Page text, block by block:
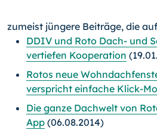
zumeist jüngere Beiträge, die
DDIV und Roto Dach- und
vertiefen Kooperation
Rotos neue
verspricht einfache Klick-
Die ganze Dachwelt von
App (06.08.2014)